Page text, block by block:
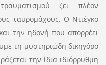
ζει πλέον
ταυρομάχους. Ο Ντιέγκο
την ηδονή που απορρέει
τη μυστηριώδη δικηγόρο
την ίδια ιδιόρρυθμη